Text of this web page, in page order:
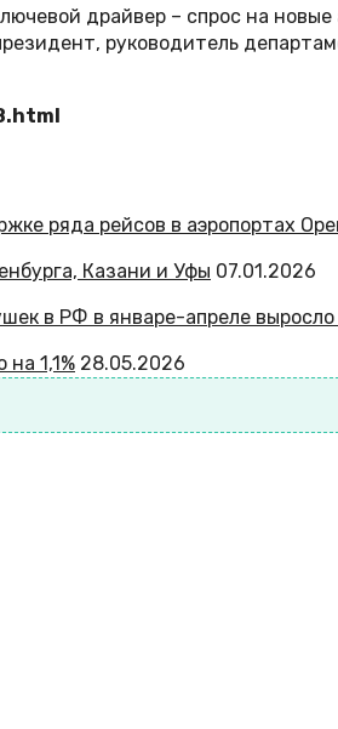
драйвер – спрос на
руководитель
Казани и Уфы 07.01.2026
1,1% 28.05.2026